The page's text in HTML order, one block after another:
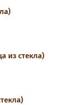
из стекла)